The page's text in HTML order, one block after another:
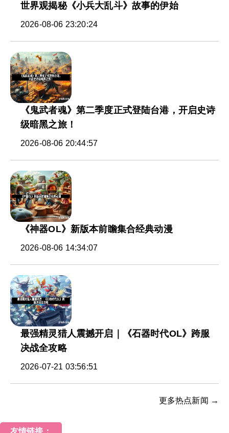
世界观揭秘《小兵大乱斗》故事的伊始
2026-08-06 23:20:24
《鬼武者魂》第二季度正式登陆台港，开启史诗
级暗黑之旅！
2026-08-06 20:44:57
《神器OL》新版本前瞻集合经典动漫
2026-08-06 14:34:07
最强精灵猎人震撼开启｜《石器时代OL》跨服
决战全攻略
2026-07-21 03:56:51
更多热点新闻 →
友情链接：